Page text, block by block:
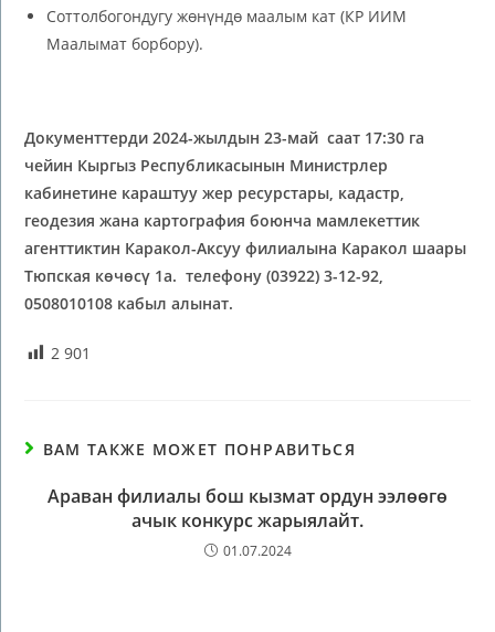
Соттолбогондугу жөнүндө маалым кат (КР ИИМ
Маалымат борбору).
Документтерди 2024-жылдын 23-май саат 17:30 га
чейин Кыргыз Республикасынын Министрлер
кабинетине караштуу жер ресурстары, кадастр,
геодезия жана картография боюнча мамлекеттик
агенттиктин Каракол-Аксуу филиалына Каракол шаары
Тюпская көчөсү 1а. телефону (03922) 3-12-92,
0508010108 кабыл алынат.
2 901
ВАМ ТАКЖЕ МОЖЕТ ПОНРАВИТЬСЯ
Араван филиалы бош кызмат ордун ээлөөгө
ачык конкурс жарыялайт.
01.07.2024